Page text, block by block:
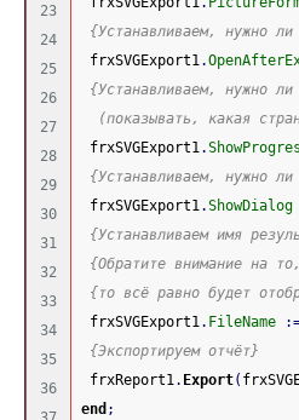
23
24
25
26
27
28
29
30
31
32
33
34
35
36
{Устанавливаем, нужно ли
frxSVGExport1.
{Устанавливаем, нужно ли
(показывать, какая
frxSVGExport1.
{Устанавливаем, нужно
frxSVGExport1.ShowDialog
{Устанавливаем имя
{Обратите внимание на
{то всё равно будет
frxSVGExport1. FileName :
{Экспортируем отчёт}
frxReport1. Export(
end ;